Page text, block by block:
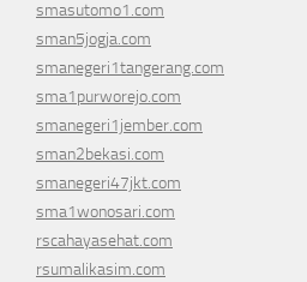
smasutomo1.com
sman5jogja.com
smanegeri1tangerang.com
sma1purworejo.com
smanegeri1jember.com
sman2bekasi.com
smanegeri47jkt.com
sma1wonosari.com
rscahayasehat.com
rsumalikasim.com